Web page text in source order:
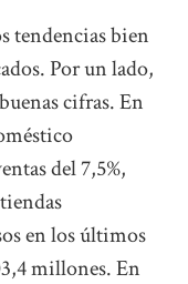
tendencias bien
Por un lado,
cifras. En
del 7,5%,
en los últimos
millones. En